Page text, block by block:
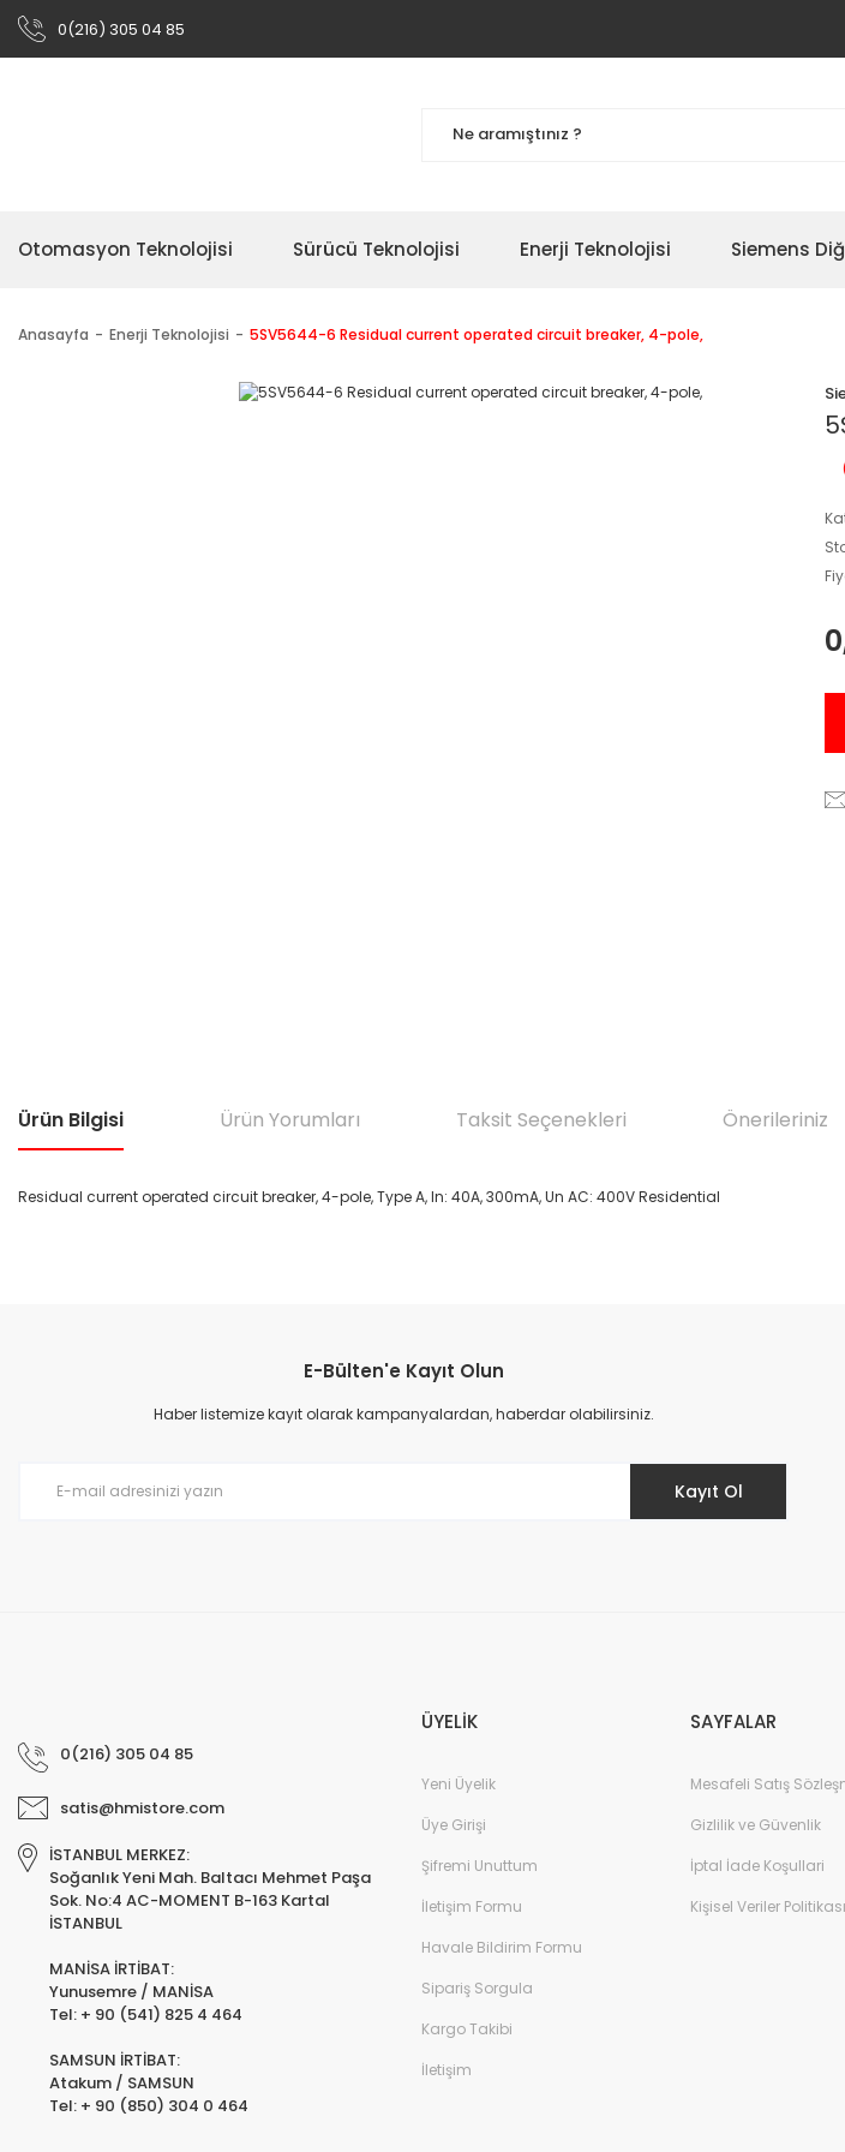
0(216) 305 04 85
Otomasyon Teknolojisi Sürücü Teknolojisi Enerji Teknolojisi Siemens
Anasayfa Enerji Teknolojisi 5SV5644-6 Residual current operated circuit breaker, 4-pole,
Ürün Bilgisi Ürün Yorumları Taksit Seçenekleri Önerileriniz
Residual current operated circuit breaker, 4-pole, Type A, In: 40A, 300mA, Un AC: 400V Residential
Ürün resmi kalitesiz, bozuk veya görüntülenemiyor.
Ürün açıklamasında eksik bilgiler bulunuyor.
E-Bülten'e Kayıt Olun
Haber listemize kayıt olarak kampanyalardan, haberdar olabilirsiniz.
Kayıt Ol
0(216) 305 04 85
satis@hmistore.com
İSTANBUL MERKEZ:
Soğanlık Yeni Mah. Baltacı Mehmet Paşa
Sok. No:4 AC-MOMENT B-163 Kartal
İSTANBUL
MANİSA İRTİBAT:
Yunusemre / MANİSA
Tel: + 90 (541) 825 4 464
SAMSUN İRTİBAT:
Atakum / SAMSUN
Tel: + 90 (850) 304 0 464
ÜYELİK
Yeni Üyelik
Üye Girişi
Şifremi Unuttum
İletişim Formu
Havale Bildirim Formu
Sipariş Sorgula
Kargo Takibi
İletişim
SAYFALAR
Mesafeli Satış
Gizlilik ve Güvenlik
İptal İade Koşullari
Kişisel Veriler Politikası